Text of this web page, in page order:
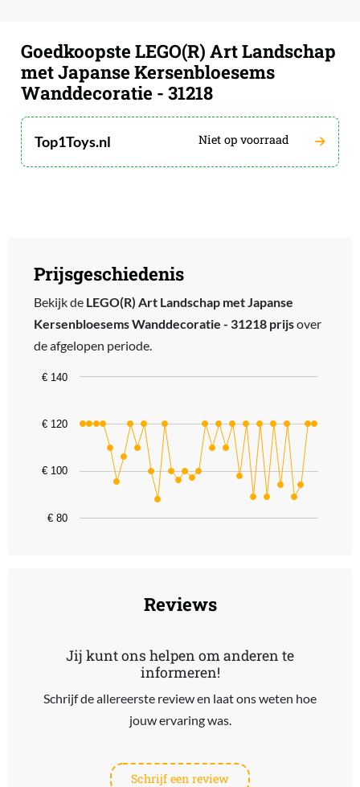
Goedkoopste LEGO(R) Art Landschap
met Japanse Kersenbloesems
Wanddecoratie - 31218
Top1Toys.nl Niet op voorraad
Prijsgeschiedenis
Bekijk de LEGO(R) Art Landschap met Japanse
Kersenbloesems Wanddecoratie - 31218 prijsover
de afgelopen periode.
Chart
The chart has 1 X axis displaying categories.
The chart has 1 Y axis displaying values. Data ranges from 88 to
€ 80
€ 100
€ 120
€ 140
Reviews
Jij kunt ons helpen om anderen te
informeren!
Schrijf de allereerste review en laat ons weten hoe
jouw ervaring was.
Schrijf een review